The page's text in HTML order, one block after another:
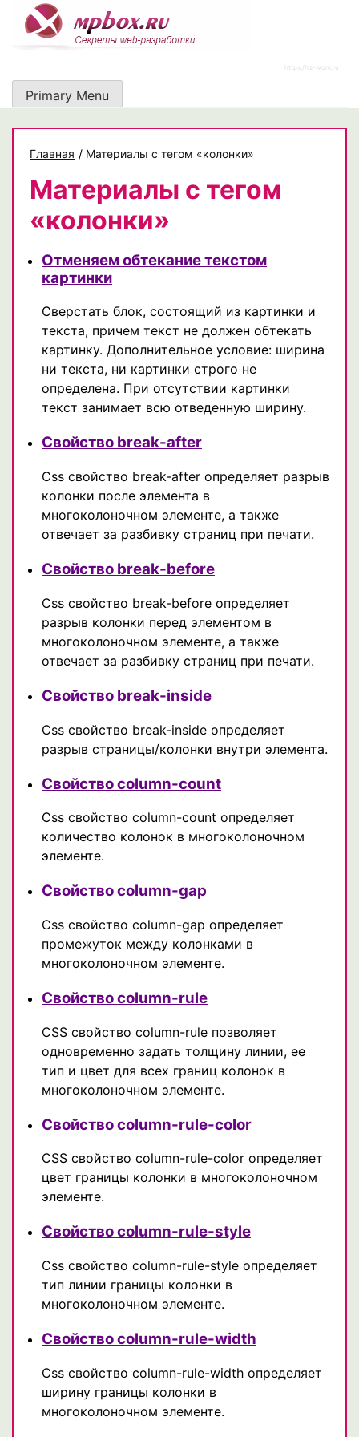
content
https://rz-work.ru
Primary Menu
Главная / Материалы с тегом «колонки»
Материалы с тегом
«колонки»
Отменяем обтекание текстом
картинки
Сверстать блок, состоящий из картинки и
текста, причем текст не должен обтекать
картинку. Дополнительное условие: ширина
ни текста, ни картинки строго не
определена. При отсутствии картинки
текст занимает всю отведенную ширину.
Свойство break-after
Css свойство break-after определяет разрыв
колонки после элемента в
многоколоночном элементе, а также
отвечает за разбивку страниц при печати.
Свойство break-before
Css свойство break-before определяет
разрыв колонки перед элементом в
многоколоночном элементе, а также
отвечает за разбивку страниц при печати.
Свойство break-inside
Css свойство break-inside определяет
разрыв страницы/колонки внутри элемента.
Свойство column-count
Css свойство column-count определяет
количество колонок в многоколоночном
элементе.
Свойство column-gap
Css свойство column-gap определяет
промежуток между колонками в
многоколоночном элементе.
Свойство column-rule
CSS свойство column-rule позволяет
одновременно задать толщину линии, ее
тип и цвет для всех границ колонок в
многоколоночном элементе.
Свойство column-rule-color
CSS свойство column-rule-color определяет
цвет границы колонки в многоколоночном
элементе.
Свойство column-rule-style
Css свойство column-rule-style определяет
тип линии границы колонки в
многоколоночном элементе.
Свойство column-rule-width
Css свойство column-rule-width определяет
ширину границы колонки в
многоколоночном элементе.